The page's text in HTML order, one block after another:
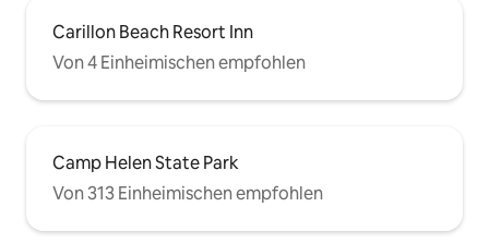
Carillon Beach Resort Inn
Von 4 Einheimischen empfohlen
Camp Helen State Park
Von 313 Einheimischen empfohlen